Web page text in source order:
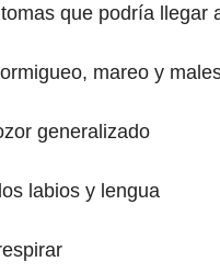
que podría llegar
mareo y
generalizado
labios y lengua